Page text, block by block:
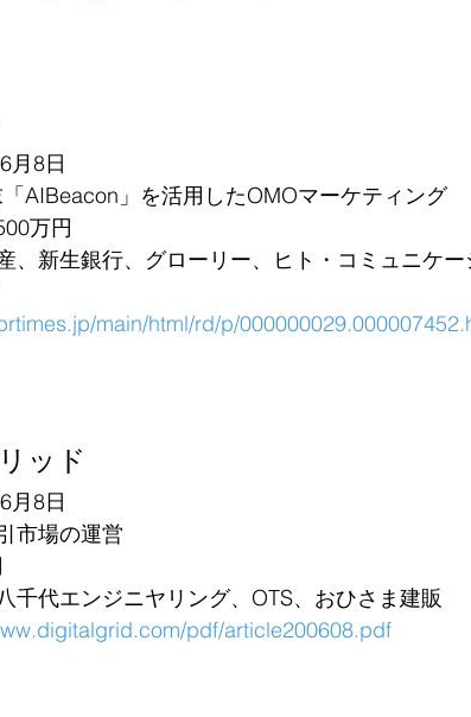
月8日
AIBeacon」を活用したOMOマーケティング
万円
、新生銀行、グローリー、ヒト・コミュニケ
main/html/rd/p/
ッド
月8日
市場の運営
千代エンジニヤリング、OTS、おひさま建販
pdf/article200608.pdf